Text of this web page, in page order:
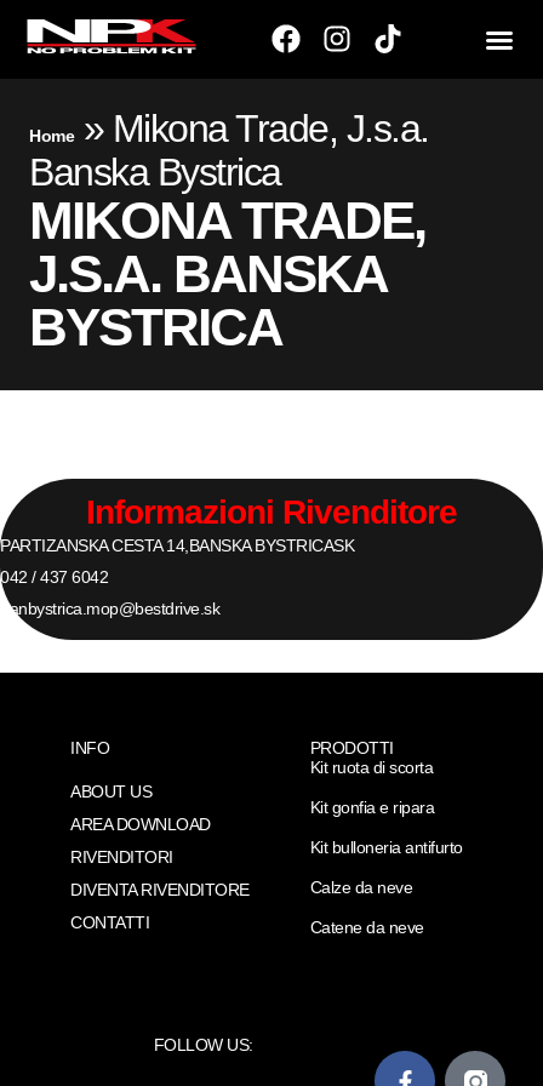
Home» Mikona Trade, J.s.a.
Banska Bystrica
MIKONA TRADE,
J.S.A. BANSKA
BYSTRICA
Informazioni Rivenditore
PARTIZANSKA CESTA 14, BANSKA BYSTRICASK
042 / 437 6042
banbystrica.mop@bestdrive.sk
INFO
ABOUT US
AREA DOWNLOAD
RIVENDITORI
DIVENTA RIVENDITORE
CONTATTI
PRODOTTI
Kit ruota di scorta
Kit gonfia e ripara
Kit bulloneria antifurto
Calze da neve
Catene da neve
FOLLOW US: